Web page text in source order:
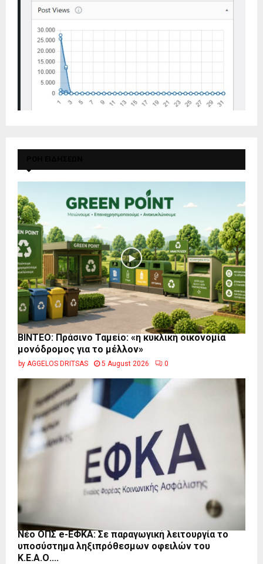
BINTEO: Πράσινο Ταμείο: «η κυκλική οικονομία
μονόδρομος για το μέλλον»
by AGGELOS DRITSAS 5 August 2026 0
Νέο ΟΠΣ e-ΕΦΚΑ: Σε παραγωγική λειτουργία το
υποσύστημα ληξιπρόθεσμων οφειλών του
Κ.Ε.Α.Ο....